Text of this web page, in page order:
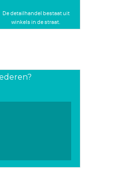
De detailhandel bestaat uit
winkels in de straat.